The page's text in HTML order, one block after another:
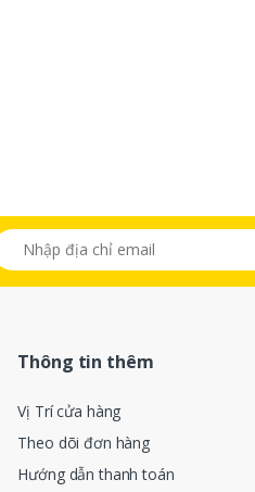
Thông tin thêm
Vị Trí cửa hàng
Theo dõi đơn hàng
Hướng dẫn thanh toán